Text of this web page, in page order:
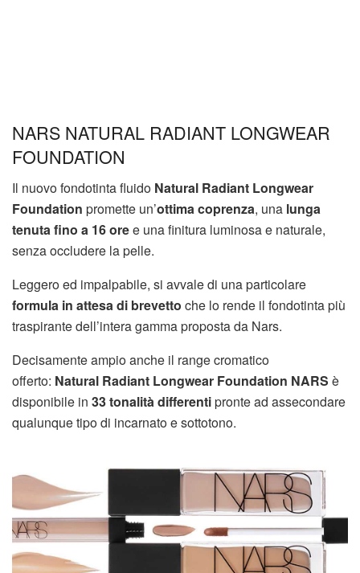
NARS NATURAL RADIANT LONGWEAR
FOUNDATION
Il nuovo fondotinta fluido Natural Radiant Longwear
Foundation promette un’ottima coprenza, una lunga
tenuta fino a 16 oree una finitura luminosa e naturale,
senza occludere la pelle.
Leggero ed impalpabile, si avvale di una particolare
formula in attesa di brevetto che lo rende il fondotinta più
traspirante dell’intera gamma proposta da Nars.
Decisamente ampio anche il range cromatico
offerto: Natural Radiant Longwear Foundation NARS è
disponibile in 33 tonalità differentipronte ad assecondare
qualunque tipo di incarnato e sottotono.